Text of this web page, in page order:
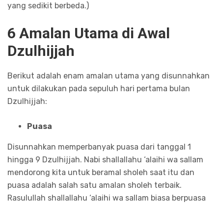
yang sedikit berbeda.)
6 Amalan Utama di Awal
Dzulhijjah
Berikut adalah enam amalan utama yang disunnahkan
untuk dilakukan pada sepuluh hari pertama bulan
Dzulhijjah:
Puasa
Disunnahkan memperbanyak puasa dari tanggal 1
hingga 9 Dzulhijjah. Nabi shallallahu ‘alaihi wa sallam
mendorong kita untuk beramal sholeh saat itu dan
puasa adalah salah satu amalan sholeh terbaik.
Rasulullah shallallahu ‘alaihi wa sallam biasa berpuasa